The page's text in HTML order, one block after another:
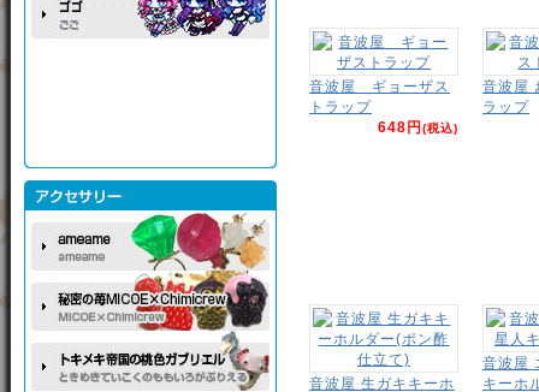
音波屋 ギョーザス
トラップ
648円(税込)
音波屋
ラップ
音波屋 生ガキキーホ
音波屋
キーホ